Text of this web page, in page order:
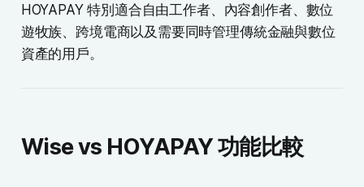
HOYAPAY 特別適合自由工作者、內容創作者、數位
遊牧族、跨境電商以及需要同時管理傳統金融與數位
資產的用戶。
Wise vs HOYAPAY 功能比較